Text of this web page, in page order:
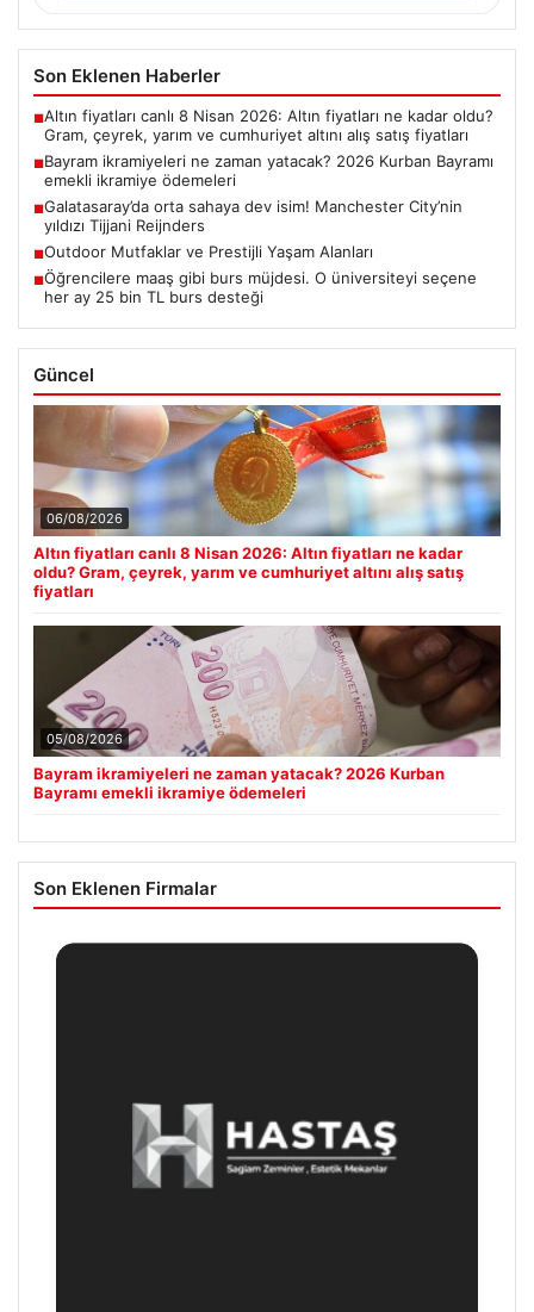
Son Eklenen Haberler
■Altın fiyatları canlı 8 Nisan 2026: Altın fiyatları ne kadar oldu?
Gram, çeyrek, yarım ve cumhuriyet altını alış satış fiyatları
■Bayram ikramiyeleri ne zaman yatacak? 2026 Kurban Bayramı
emekli ikramiye ödemeleri
■Galatasaray’da orta sahaya dev isim! Manchester City’nin
yıldızı Tijjani Reijnders
■Outdoor Mutfaklar ve Prestijli Yaşam Alanları
■Öğrencilere maaş gibi burs müjdesi. O üniversiteyi seçene
her ay 25 bin TL burs desteği
Güncel
06/08/2026
Altın fiyatları canlı 8 Nisan 2026: Altın fiyatları ne kadar
oldu? Gram, çeyrek, yarım ve cumhuriyet altını alış satış
fiyatları
05/08/2026
Bayram ikramiyeleri ne zaman yatacak? 2026 Kurban
Bayramı emekli ikramiye ödemeleri
Son Eklenen Firmalar